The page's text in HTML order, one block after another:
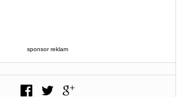
sponsor reklam